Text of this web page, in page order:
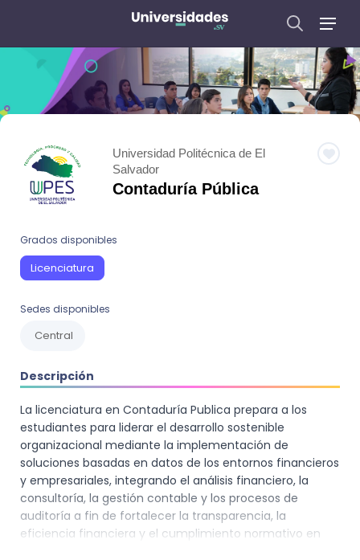
Universidad Politécnica de El
Salvador
Contaduría Pública
Grados disponibles
Licenciatura
Sedes disponibles
Central
Descripción
La licenciatura en Contaduría Publica prepara a los
estudiantes para liderar el desarrollo sostenible
organizacional mediante la implementación de
soluciones basadas en datos de los entornos financieros
y empresariales, integrando el análisis financiero, la
consultoría, la gestión contable y los procesos de
auditoría a fin de fortalecer la transparencia, la
eficiencia financiera y el cumplimiento normativo en